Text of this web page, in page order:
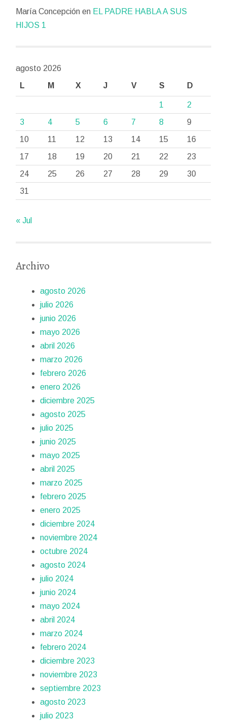
María Concepción en EL PADRE HABLA A SUS
HIJOS 1
agosto 2026
L
M X J V S D
1
2
3
4 5 6 7 8
9
10
11 12 13 14 15
16
17
18 19 20 21 22
23
24
25 26 27 28 29
30
31
« Jul
Archivo
agosto 2026
julio 2026
junio 2026
mayo 2026
abril 2026
marzo 2026
febrero 2026
enero 2026
diciembre 2025
agosto 2025
julio 2025
junio 2025
mayo 2025
abril 2025
marzo 2025
febrero 2025
enero 2025
diciembre 2024
noviembre 2024
octubre 2024
agosto 2024
julio 2024
junio 2024
mayo 2024
abril 2024
marzo 2024
febrero 2024
diciembre 2023
noviembre 2023
septiembre 2023
agosto 2023
julio 2023